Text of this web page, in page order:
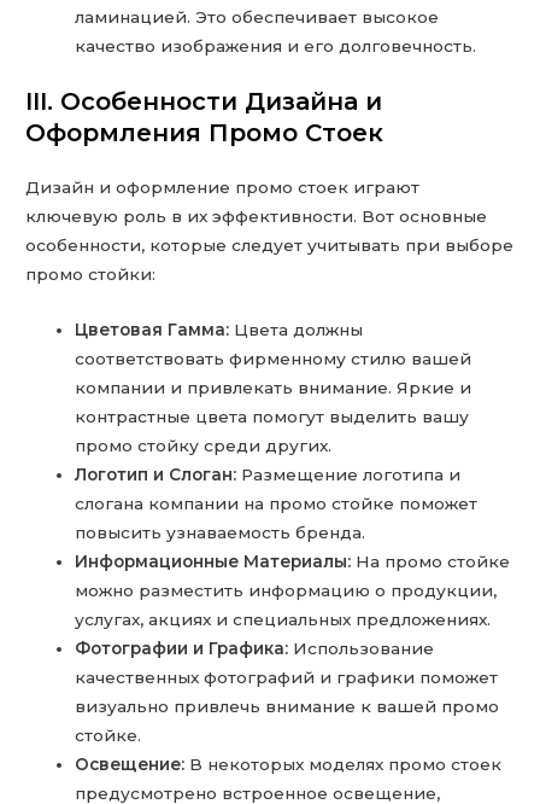
ламинацией. Это обеспечивает высокое
качество изображения и его долговечность.
III. Особенности Дизайна и
Оформления Промо Стоек
Дизайн и оформление промо стоек играют
ключевую роль в их эффективности. Вот основные
особенности, которые следует учитывать при выборе
промо стойки:
Цветовая Гамма: Цвета должны
соответствовать фирменному стилю вашей
компании и привлекать внимание. Яркие и
контрастные цвета помогут выделить вашу
промо стойку среди других.
Логотип и Слоган: Размещение логотипа и
слогана компании на промо стойке поможет
повысить узнаваемость бренда.
Информационные Материалы: На промо стойке
можно разместить информацию о продукции,
услугах, акциях и специальных предложениях.
Фотографии и Графика: Использование
качественных фотографий и графики поможет
визуально привлечь внимание к вашей промо
стойке.
Освещение: В некоторых моделях промо стоек
предусмотрено встроенное освещение,